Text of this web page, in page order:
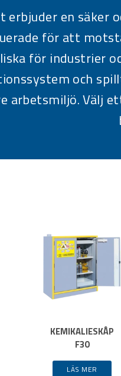
erbjuder en
för att
för industrier
och
arbetsmiljö. Välj
KEMIKALIESKÅP
F30
LÄS MER